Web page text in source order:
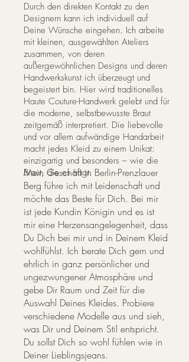
Durch den direkten Kontakt zu den
Designern kann ich individuell auf
Deine Wünsche eingehen. Ich arbeite
mit kleinen, ausgewählten Ateliers
zusammen, von deren
außergewöhnlichen Designs und deren
Handwerkskunst ich überzeugt und
begeistert bin. Hier wird traditionelles
Haute Couture-Handwerk gelebt und für
die moderne, selbstbewusste Braut
zeitgemäß interpretiert. Die liebevolle
und vor allem aufwändige Handarbeit
macht jedes Kleid zu einem Unikat:
einzigartig und besonders – wie die
Braut, die es trägt.
Mein Geschäft in Berlin-Prenzlauer
Berg führe ich mit Leidenschaft und
möchte das Beste für Dich. Bei mir
ist jede Kundin Königin und es ist
mir eine Herzensangelegenheit, dass
Du Dich bei mir und in Deinem Kleid
wohlfühlst. Ich berate Dich gern und
ehrlich in ganz persönlicher und
ungezwungener Atmosphäre und
gebe Dir Raum und Zeit für die
Auswahl Deines Kleides. Probiere
verschiedene Modelle aus und sieh,
was Dir und Deinem Stil entspricht.
Du sollst Dich so wohl fühlen wie in
Deiner Lieblingsjeans.